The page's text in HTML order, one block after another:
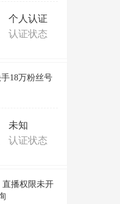
个人认证
认证状态
18万粉丝号
未知
认证状态
播权限未开